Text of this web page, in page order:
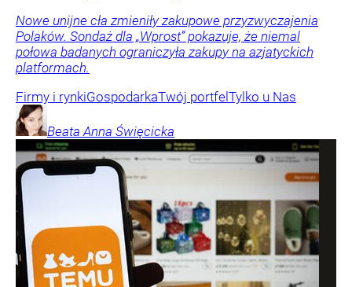
Nowe unijne cła zmieniły zakupowe przyzwyczajenia
Polaków. Sondaż dla „Wprost” pokazuje, że niemal
połowa badanych ograniczyła zakupy na azjatyckich
platformach.
Firmy i rynkiGospodarkaTwój portfelTylko u Nas
Beata Anna Święcicka